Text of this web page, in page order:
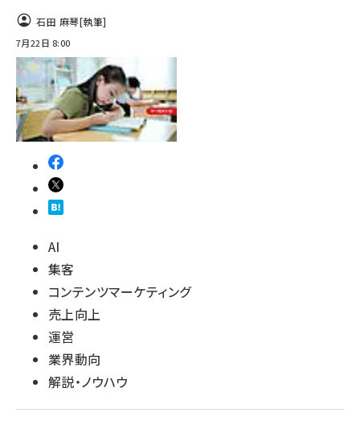
石田 麻琴[執筆]
7月22日 8:00
AI
集客
コンテンツマーケティング
売上向上
運営
業界動向
解説・ノウハウ